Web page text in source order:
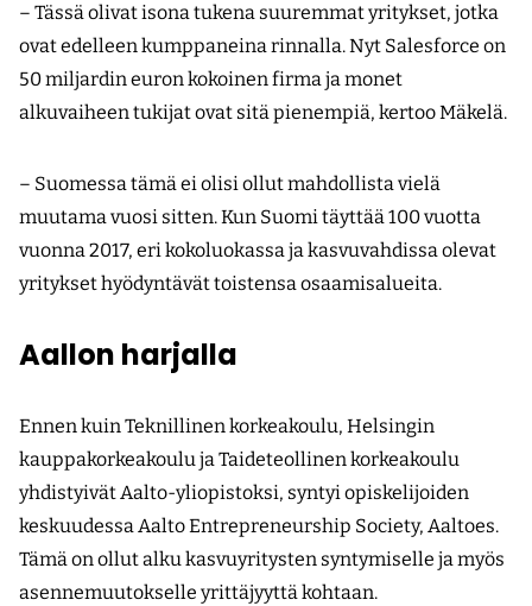
– Tässä olivat isona tukena suuremmat yritykset, jotka
ovat edelleen kumppaneina rinnalla. Nyt Salesforce on
50 miljardin euron kokoinen firma ja monet
alkuvaiheen tukijat ovat sitä pienempiä, kertoo Mäkelä.
– Suomessa tämä ei olisi ollut mahdollista vielä
muutama vuosi sitten. Kun Suomi täyttää 100 vuotta
vuonna 2017, eri kokoluokassa ja kasvuvahdissa olevat
yritykset hyödyntävät toistensa osaamisalueita.
Aallon harjalla
Ennen kuin Teknillinen korkeakoulu, Helsingin
kauppakorkeakoulu ja Taideteollinen korkeakoulu
yhdistyivät Aalto-yliopistoksi, syntyi opiskelijoiden
keskuudessa Aalto Entrepreneurship Society, Aaltoes.
Tämä on ollut alku kasvuyritysten syntymiselle ja myös
asennemuutokselle yrittäjyyttä kohtaan.